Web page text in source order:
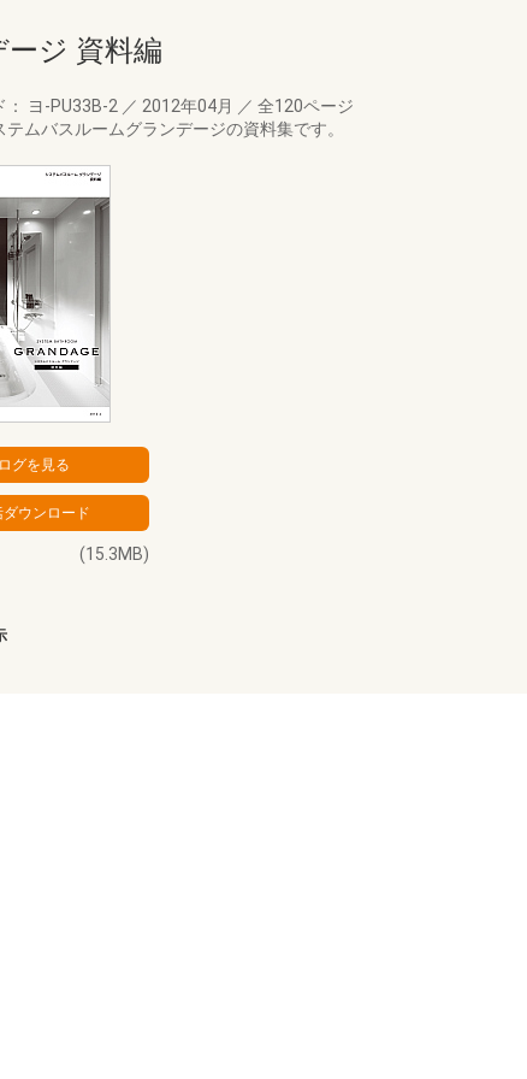
ジ 資料編
： ヨ-PU33B-2 ／ 2012年04月 ／ 全120ページ
テムバスルームグランデージの資料集です。
(15.3MB)